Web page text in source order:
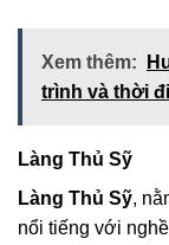
Xem thêm:
trình và thời
Làng Thủ Sỹ
Làng Thủ Sỹ,
nổi tiếng với